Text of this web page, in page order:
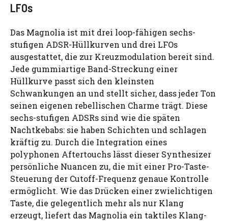
LFOs
Das Magnolia ist mit drei loop-fähigen sechs-
stufigen ADSR-Hüllkurven und drei LFOs
ausgestattet, die zur Kreuzmodulation bereit sind.
Jede gummiartige Band-Streckung einer
Hüllkurve passt sich den kleinsten
Schwankungen an und stellt sicher, dass jeder Ton
seinen eigenen rebellischen Charme trägt. Diese
sechs-stufigen ADSRs sind wie die späten
Nachtkebabs: sie haben Schichten und schlagen
kräftig zu. Durch die Integration eines
polyphonen Aftertouchs lässt dieser Synthesizer
persönliche Nuancen zu, die mit einer Pro-Taste-
Steuerung der Cutoff-Frequenz genaue Kontrolle
ermöglicht. Wie das Drücken einer zwielichtigen
Taste, die gelegentlich mehr als nur Klang
erzeugt, liefert das Magnolia ein taktiles Klang-